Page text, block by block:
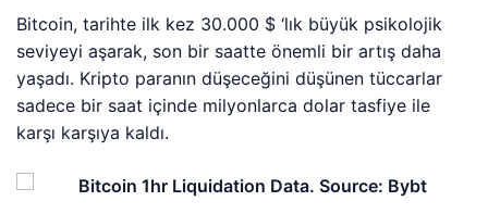
Bitcoin, tarihte ilk kez 30.000 $ ‘lık büyük psikolojik
seviyeyi aşarak, son bir saatte önemli bir artış daha
yaşadı. Kripto paranın düşeceğini düşünen tüccarlar
sadece bir saat içinde milyonlarca dolar tasfiye ile
karşı karşıya kaldı.